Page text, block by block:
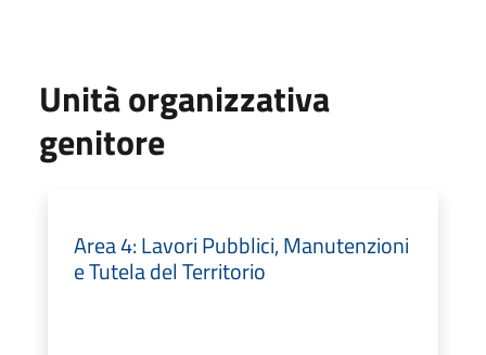
Unità organizzativa
genitore
Area 4: Lavori Pubblici, Manutenzioni
e Tutela del Territorio